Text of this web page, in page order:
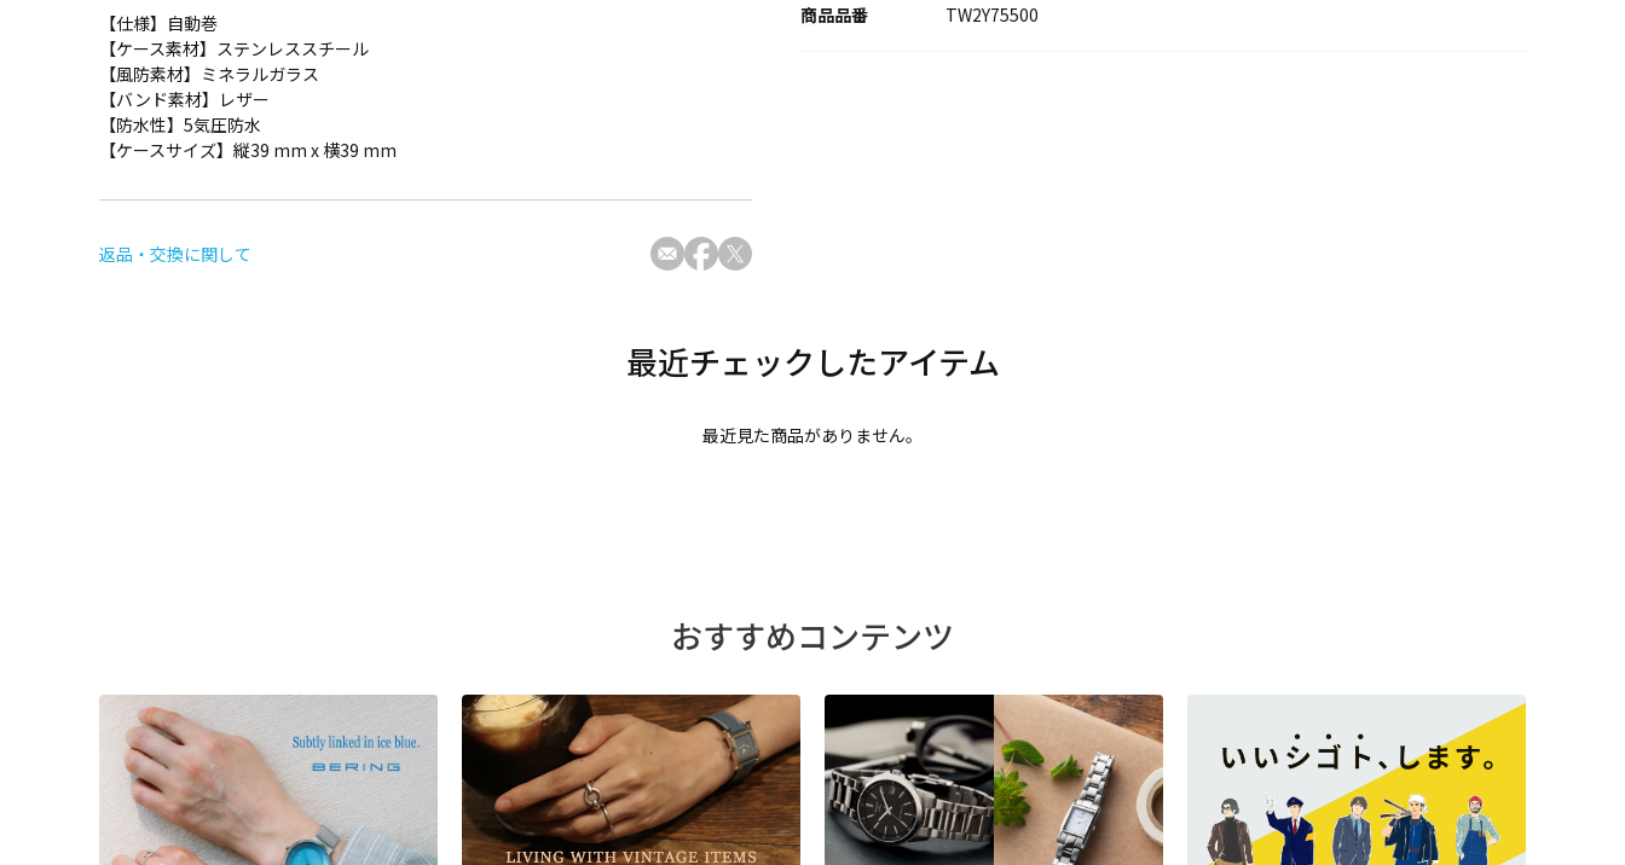
【仕様】自動巻
【ケース素材】ステンレススチール
【風防素材】ミネラルガラス
【バンド素材】レザー
【防水性】5気圧防水
【ケースサイズ】縦39 mm x 横39 mm
返品・交換に関して
TW2Y75500
最近見た商品がありません。
おすすめコンテンツ